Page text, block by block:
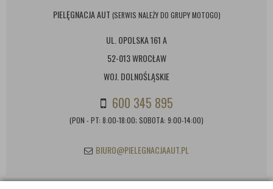
PIELĘGNACJA AUT (SERWIS NALEŻY DO GRUPY MOTOGO)
UL. OPOLSKA 161 A
52-013 WROCŁAW
WOJ. DOLNOŚLĄSKIE
600 345 895
(PON - PT: 8:00-18:00; SOBOTA: 9:00-14:00)
BIURO@PIELEGNACJAAUT.PL